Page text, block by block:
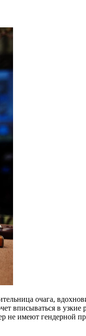
очага,
вписываться в
не имеют гендерной